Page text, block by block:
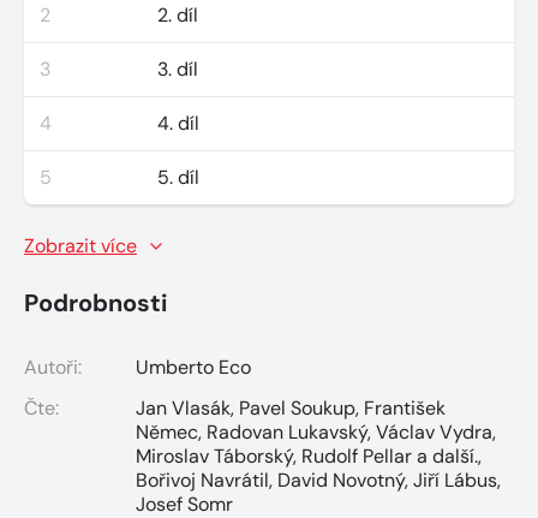
2 2. díl
3 3. díl
4 4. díl
5 5. díl
Zobrazit více
Podrobnosti
Autoři:
Umberto Eco
Čte:
Jan Vlasák, Pavel Soukup, František
Němec, Radovan Lukavský,Václav Vydra,
Miroslav Táborský, Rudolf Pellar a další.,
Bořivoj Navrátil, David Novotný,Jiří Lábus,
Josef Somr